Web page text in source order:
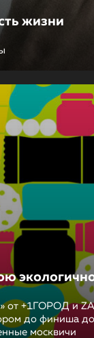
жизни
от +1ГОРОД и
до финиша
москвичи